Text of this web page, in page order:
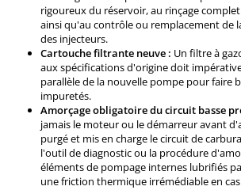
rigoureux du réservoir, au rinçage
ainsi qu'au contrôle ou remplacement de
des injecteurs.
Cartouche filtrante neuve : Un filtre à
aux spécifications d'origine doit
parallèle de la nouvelle pompe pour faire
impuretés.
Amorçage obligatoire du circuit basse
jamais le moteur ou le démarreur avant
purgé et mis en charge le circuit de
l'outil de diagnostic ou la procédure
éléments de pompage internes lubrifiés
une friction thermique irrémédiable en